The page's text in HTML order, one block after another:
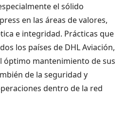
el sólido
en las áreas de valores,
e integridad. Prácticas que
los países de DHL Aviación,
óptimo mantenimiento de sus
de la seguridad y
dentro de la red